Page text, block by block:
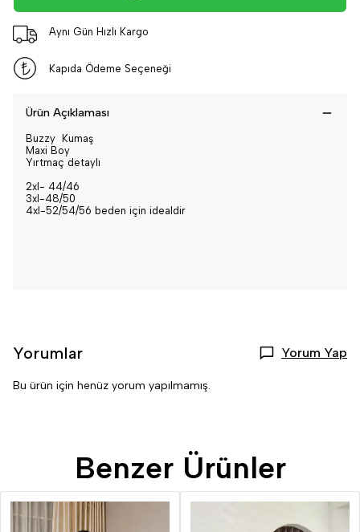
Aynı Gün Hızlı Kargo
Kapıda Ödeme Seçeneği
Ürün Açıklaması
Buzzy Kumaş
Maxi Boy
Yırtmaç detaylı
2xl- 44/46
3xl-48/50
4xl-52/54/56 beden için idealdir
Yorumlar Yorum Yap
Bu ürün için henüz yorum yapılmamış.
Benzer Ürünler